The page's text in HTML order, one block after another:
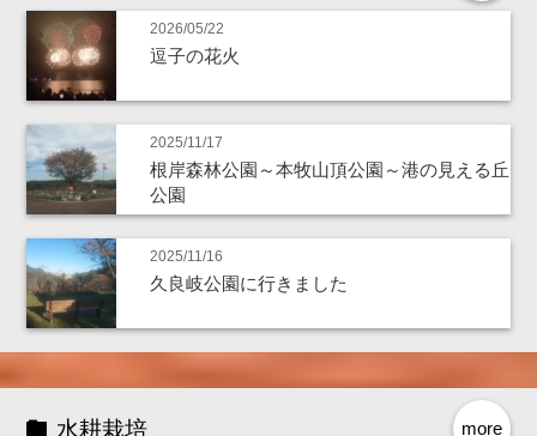
2026/05/22
逗子の花火
2025/11/17
根岸森林公園～本牧山頂公園～港の見える丘
公園
2025/11/16
久良岐公園に行きました
more
水耕栽培